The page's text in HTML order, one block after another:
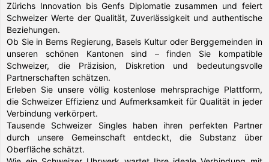
Zürichs Innovation bis Genfs Diplomatie zusammen und feiert
Schweizer Werte der Qualität, Zuverlässigkeit und authentische
Beziehungen.
Ob Sie in Berns Regierung, Basels Kultur oder Berggemeinden in
unseren schönen Kantonen sind – finden Sie kompatible
Schweizer, die Präzision, Diskretion und bedeutungsvolle
Partnerschaften schätzen.
Erleben Sie unsere völlig kostenlose mehrsprachige Plattform,
die Schweizer Effizienz und Aufmerksamkeit für Qualität in jeder
Verbindung verkörpert.
Tausende Schweizer Singles haben ihren perfekten Partner
durch unsere Gemeinschaft entdeckt, die Substanz über
Oberfläche schätzt.